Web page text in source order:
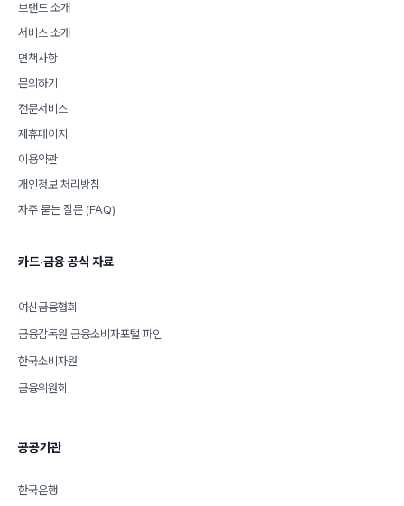
브랜드 소개
서비스 소개
면책사항
문의하기
전문서비스
제휴페이지
이용약관
개인정보 처리방침
자주 묻는 질문 (FAQ)
카드·금융 공식 자료
여신금융협회
금융감독원 금융소비자포털 파인
한국소비자원
금융위원회
공공기관
한국은행